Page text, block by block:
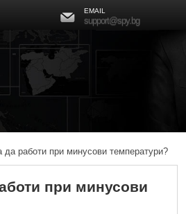
EMAIL
support@spy.bg
да работи при минусови температури?
при минусови